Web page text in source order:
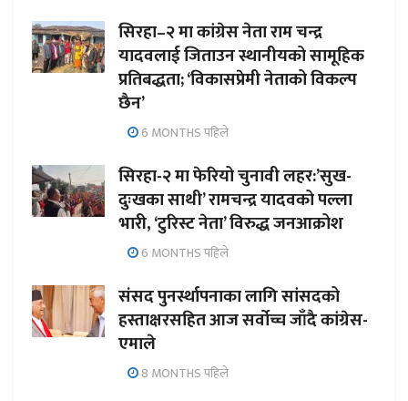
सिरहा–२ मा कांग्रेस नेता राम चन्द्र
यादवलाई जिताउन स्थानीयको सामूहिक
प्रतिबद्धता; ‘विकासप्रेमी नेताको विकल्प
छैन’
6 MONTHS पहिले
सिरहा-२ मा फेरियो चुनावी लहर:’सुख-
दुःखका साथी’ रामचन्द्र यादवको पल्ला
भारी, ‘टुरिस्ट नेता’ विरुद्ध जनआक्रोश
6 MONTHS पहिले
संसद पुनर्स्थापनाका लागि सांसदको
हस्ताक्षरसहित आज सर्वोच्च जाँदै कांग्रेस-
एमाले
8 MONTHS पहिले